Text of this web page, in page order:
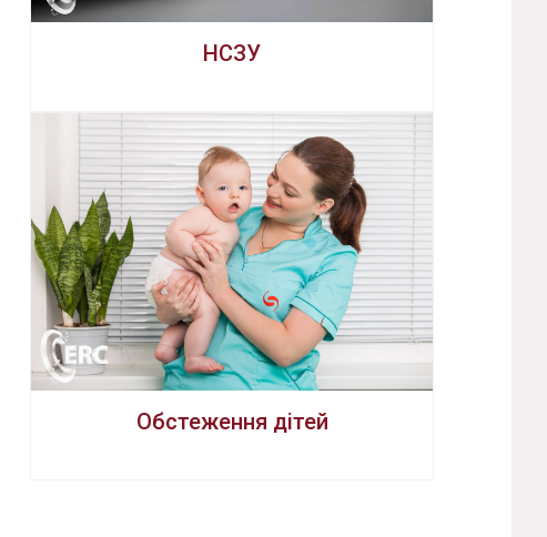
НСЗУ
Обстеження дітей